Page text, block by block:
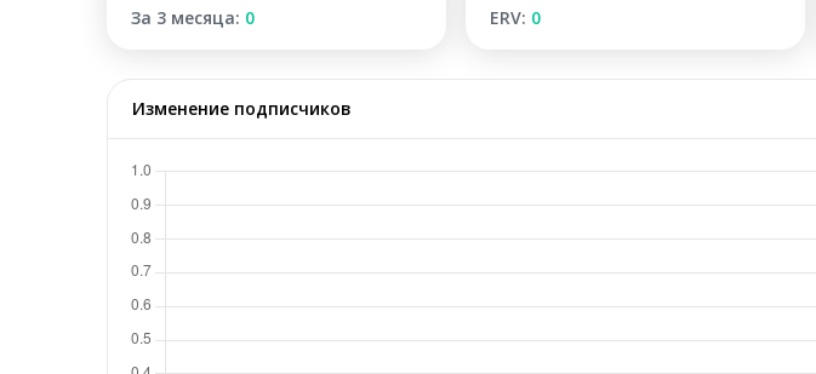
За 3 месяца: 0 ERV: 0
Изменение подписчиков